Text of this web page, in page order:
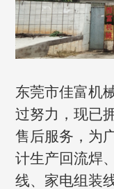
东莞市佳富机
过努力，现已
售后服务，为
计生产回流焊
线、家电组装